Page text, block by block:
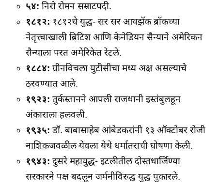
५४: निरो रोमन सम्राटपदी.
१८१२: १८१२चे युद्ध- सर सर आयझॅक ब्रॉकच्या
नेतृत्त्वाखाली ब्रिटिश आणि केनेडियन सैन्याने अमेरिकन
सैन्याला परत अमेरिकेत रेटले.
१८८४: ग्रीनविचला युटीसीचा मध्य अक्ष असल्याचे
ठरवण्यात आले.
१९२३: तुर्कस्तानने आपली राजधानी इस्तंबुलहून
अंकाराला हलवली.
१९३५: डॉ. बाबासाहेब आंबेडकरांनी १३ ऑक्टोबर रोजी
नाशिकजवळील येवला येथे धर्मातराची घोषणा केली.
१९४३: दुसरे महायुद्ध- इटलीतील दोस्तधार्जिण्या
सरकारने पक्ष बदलून जर्मनीविरुद्ध युद्ध पुकारले.